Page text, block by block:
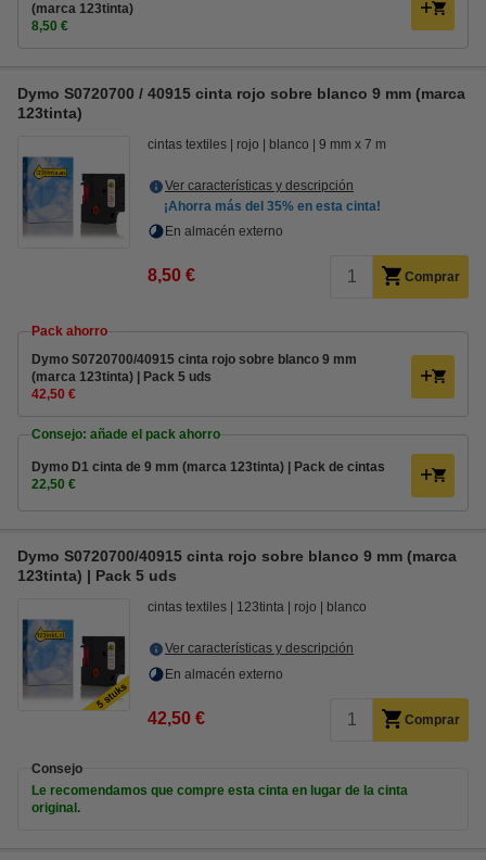
(marca 123tinta)
8,50 €
Dymo S0720700 / 40915 cinta rojo sobre blanco 9 mm (marca
123tinta)
cintas textiles rojo blanco 9 mm x 7 m
Ver características y descripción
¡Ahorra más del 35% en esta cinta!
En almacén externo
8,50 € Comprar
Pack ahorro
Dymo S0720700/40915 cinta rojo sobre blanco 9 mm
(marca 123tinta) | Pack 5 uds
42,50 €
Consejo: añade el pack ahorro
Dymo D1 cinta de 9 mm (marca 123tinta) | Pack de cintas
22,50 €
Dymo S0720700/40915 cinta rojo sobre blanco 9 mm (marca
123tinta) | Pack 5 uds
cintas textiles 123tinta rojo blanco
Ver características y descripción
En almacén externo
42,50 € Comprar
Consejo
Le recomendamos que compre esta cinta en lugar de la cinta
original.